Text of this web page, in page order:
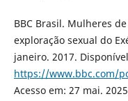
BBC Brasil. Mulheres
exploração sexual do
janeiro. 2017.
https://www.bbc.com/
Acesso em: 27 mai.